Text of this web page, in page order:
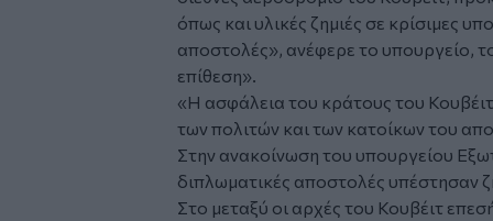
όπως και υλικές ζημιές σε κρίσιμες
αποστολές», ανέφερε το υπουργείο,
επίθεση».
«Η ασφάλεια του κράτους του
των πολιτών και των κατοίκων του
Στην ανακοίνωση του υπουργείου
διπλωματικές αποστολές υπέστησαν
Στο μεταξύ οι αρχές του Κουβέιτ